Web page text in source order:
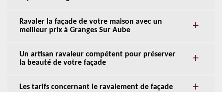
Ravaler la façade de votre maison avec un
meilleur prix à Granges Sur Aube
Un artisan ravaleur compétent pour préserver
la beauté de votre façade
Les tarifs concernant le ravalement de façade